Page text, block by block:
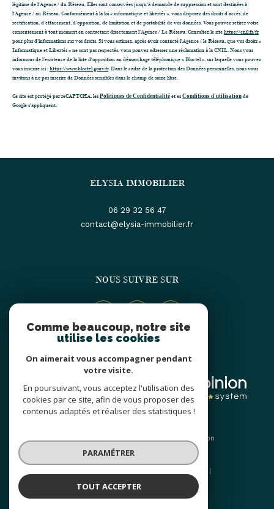
légitime de l'Agence / du Réseau. Elles sont conservées jusqu'à demande de suppression et sont destinées à
l'Agence / au Réseau. Conformément à la loi « informatique et libertés », vous disposez des droits d’accès, de
rectification, d’effacement, d’opposition, de limitation et de portabilité de vos données. Vous pouvez retirer votre
consentement à tout moment en contactant directement l’Agence / Le Réseau. Consultez le sitehttps://cnil.fr/fr
pour plus d’informations sur vos droits. Si vous estimez, après avoir contacté l'Agence / le Réseau, que vos droits «
Informatique et Libertés » ne sont pas respectés, vous pouvez adresser une réclamation à la CNIL. Nous vous
informons de l’existence de la liste d'opposition au démarchage téléphonique « Bloctel », sur laquelle vous pouvez
vous inscrire ici :https://www.bloctel.gouv.fr. Dans le cadre de la protection des Données personnelles, nous vous
invitons à ne pas inscrire de Données sensibles dans le champ de saisie libre.
Ce site est protégé par reCAPTCHA, les Politiques de Confidentialité et es Conditions d'utilisation de
Google s'appliquent.
ELYSIA IMMOBILIER
06 29 32 56 47
contact@elysia-immobilier.fr
NOUS SUIVRE SUR
ADHÉRENTS
© 2026 | Tous droits réservés | Traduction
powered by Google |
Politique RGPD
Comme beaucoup, notre site
utilise les cookies
On aimerait vous accompagner pendant
votre visite.
En poursuivant, vous acceptez l'utilisation des
cookies par ce site, afin de vous proposer des
contenus adaptés et réaliser des statistiques !
PARAMÉTRER
TOUT ACCEPTER